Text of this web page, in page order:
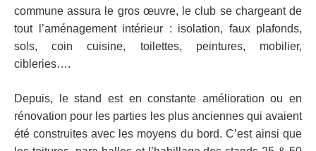
commune assura le gros œuvre, le club se chargeant de
tout l’aménagement intérieur : isolation, faux plafonds,
sols, coin cuisine, toilettes, peintures, mobilier,
cibleries….
Depuis, le stand est en constante amélioration ou en
rénovation pour les parties les plus anciennes qui avaient
été construites avec les moyens du bord. C’est ainsi que